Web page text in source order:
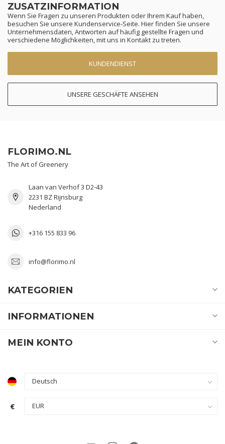
ZUSATZINFORMATION
Wenn Sie Fragen zu unseren Produkten oder Ihrem Kauf haben,
besuchen Sie unsere Kundenservice-Seite. Hier finden Sie unsere
Unternehmensdaten, Antworten auf häufig gestellte Fragen und
verschiedene Möglichkeiten, mit uns in Kontakt zu treten.
KUNDENDIENST
UNSERE GESCHÄFTE ANSEHEN
FLORIMO.NL
The Art of Greenery
Laan van Verhof 3 D2-43
2231 BZ Rijnsburg
Nederland
+316 155 833 96
info@florimo.nl
KATEGORIEN
INFORMATIONEN
MEIN KONTO
€